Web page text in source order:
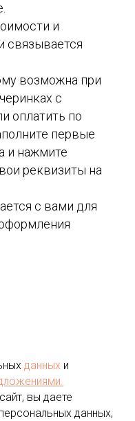
и
связывается
возможна при
с
оплатить по
первые
и нажмите
реквизиты на
с вами для
данных и
вы даете
данных,